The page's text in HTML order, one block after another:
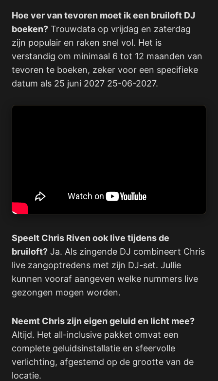
Hoe ver van tevoren moet ik een bruiloft DJ
boeken? Trouwdata op vrijdag en zaterdag
zijn populair en raken snel vol. Het is
verstandig om minimaal 6 tot 12 maanden van
tevoren te boeken, zeker voor een specifieke
datum als 25 juni 2027 25-06-2027.
Speelt Chris Riven ook live tijdens de
bruiloft? Ja. Als zingende DJ combineert Chris
live zangoptredens met zijn DJ-set. Jullie
kunnen vooraf aangeven welke nummers live
gezongen mogen worden.
Neemt Chris zijn eigen geluid en licht mee?
Altijd. Het all-inclusive pakket omvat een
complete geluidsinstallatie en sfeervolle
verlichting, afgestemd op de grootte van de
locatie.